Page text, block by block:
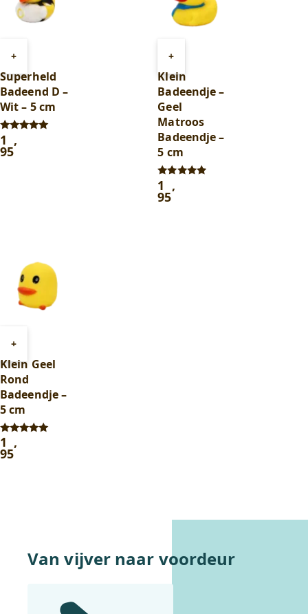
+
aan
winkelwagen
Superheld
Badeend D –
Wit – 5 cm
Gewaardeerd
5.00
uit 5
1 ,
95
+
winkelwagen
Klein
Badeendje –
Geel
Matroos
Badeendje –
5 cm
Gewaardeerd
4.75
uit 5
1 ,
95
+
aan
winkelwagen
Klein Geel
Rond
Badeendje –
5 cm
Gewaardeerd
5.00
uit 5
1 ,
95
Van vijver naar voordeur